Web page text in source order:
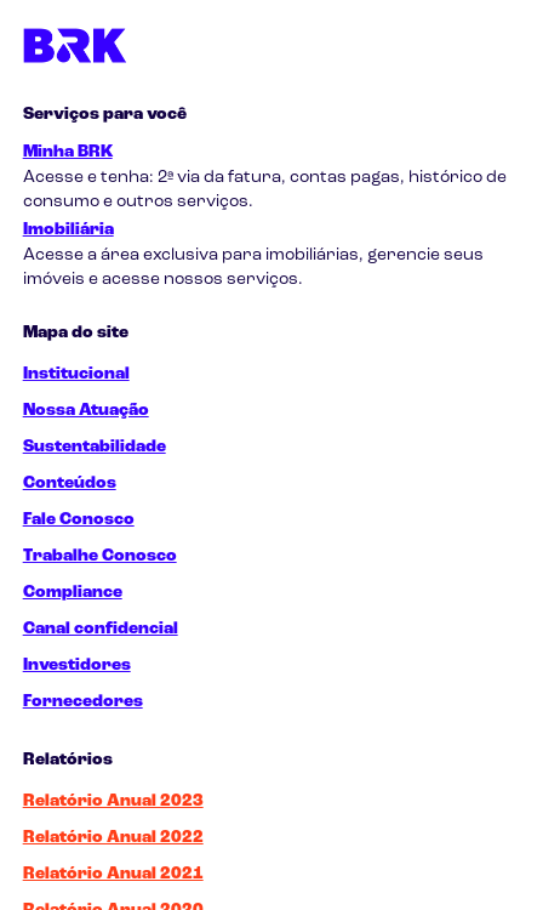
Serviços para você
Minha BRK
Acesse e tenha: 2ª via da fatura, contas pagas, histórico de
consumo e outros serviços.
Imobiliária
Acesse a área exclusiva para imobiliárias, gerencie seus
imóveis e acesse nossos serviços.
Mapa do site
Institucional
Nossa Atuação
Sustentabilidade
Conteúdos
Fale Conosco
Trabalhe Conosco
Compliance
Canal confidencial
Investidores
Fornecedores
Relatórios
Relatório Anual 2023
Relatório Anual 2022
Relatório Anual 2021